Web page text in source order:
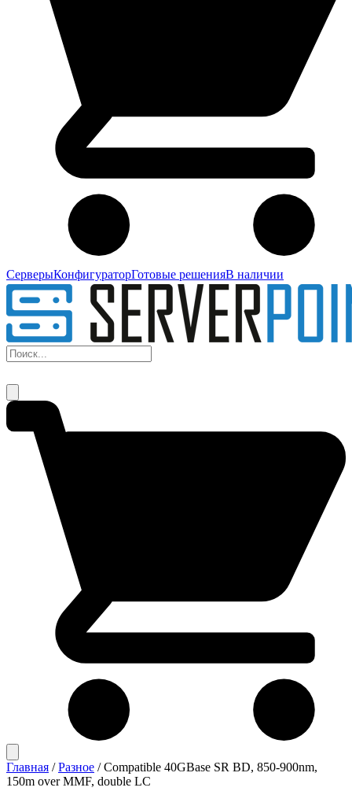
СерверыКонфигураторГотовые решенияВ наличии
Главная / Разное / Compatible 40GBase SR BD, 850-900nm,
150m over MMF, double LC